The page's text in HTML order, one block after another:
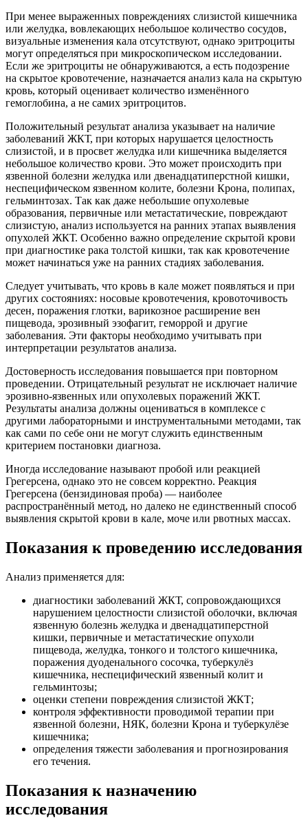
При менее выраженных повреждениях слизистой кишечника
или желудка, вовлекающих небольшое количество сосудов,
визуальные изменения кала отсутствуют, однако эритроциты
могут определяться при микроскопическом исследовании.
Если же эритроциты не обнаруживаются, а есть подозрение
на скрытое кровотечение, назначается анализ кала на скрытую
кровь, который оценивает количество изменённого
гемоглобина, а не самих эритроцитов.
Положительный результат анализа указывает на наличие
заболеваний ЖКТ, при которых нарушается целостность
слизистой, и в просвет желудка или кишечника выделяется
небольшое количество крови. Это может происходить при
язвенной болезни желудка или двенадцатиперстной кишки,
неспецифическом язвенном колите, болезни Крона, полипах,
гельминтозах. Так как даже небольшие опухолевые
образования, первичные или метастатические, повреждают
слизистую, анализ используется на ранних этапах выявления
опухолей ЖКТ. Особенно важно определение скрытой крови
при диагностике рака толстой кишки, так как кровотечение
может начинаться уже на ранних стадиях заболевания.
Следует учитывать, что кровь в кале может появляться и при
других состояниях: носовые кровотечения, кровоточивость
десен, поражения глотки, варикозное расширение вен
пищевода, эрозивный эзофагит, геморрой и другие
заболевания. Эти факторы необходимо учитывать при
интерпретации результатов анализа.
Достоверность исследования повышается при повторном
проведении. Отрицательный результат не исключает наличие
эрозивно-язвенных или опухолевых поражений ЖКТ.
Результаты анализа должны оцениваться в комплексе с
другими лабораторными и инструментальными методами, так
как сами по себе они не могут служить единственным
критерием постановки диагноза.
Иногда исследование называют пробой или реакцией
Грегерсена, однако это не совсем корректно. Реакция
Грегерсена (бензидиновая проба) — наиболее
распространённый метод, но далеко не единственный способ
выявления скрытой крови в кале, моче или рвотных массах.
Показания к проведению исследования
Анализ применяется для:
диагностики заболеваний ЖКТ, сопровождающихся
нарушением целостности слизистой оболочки, включая
язвенную болезнь желудка и двенадцатиперстной
кишки, первичные и метастатические опухоли
пищевода, желудка, тонкого и толстого кишечника,
поражения дуоденального сосочка, туберкулёз
кишечника, неспецифический язвенный колит и
гельминтозы;
оценки степени повреждения слизистой ЖКТ;
контроля эффективности проводимой терапии при
язвенной болезни, НЯК, болезни Крона и туберкулёзе
кишечника;
определения тяжести заболевания и прогнозирования
его течения.
Показания к назначению
исследования